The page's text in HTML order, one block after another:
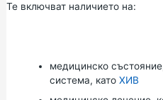
Те включват наличието на:
медицинско
система, като ХИВ